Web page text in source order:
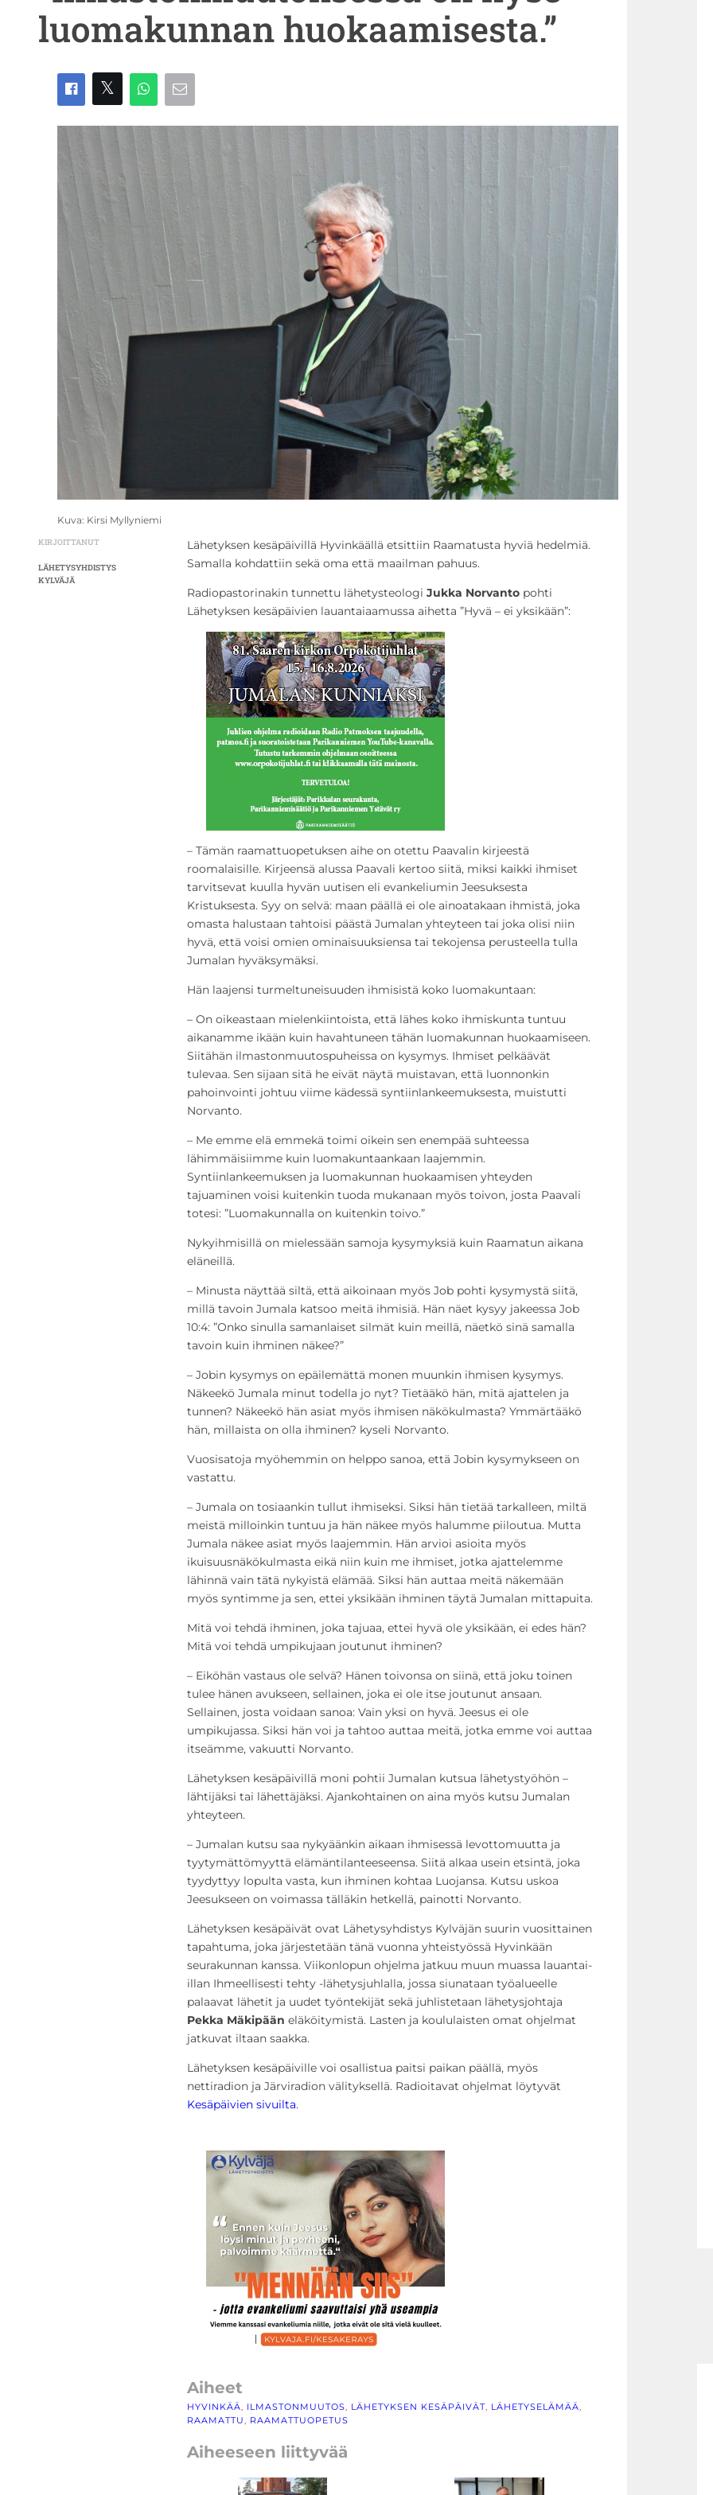
luomakunnan huokaamisesta.”
Kuva: Kirsi Myllyniemi
KIRJOITTANUT
LÄHETYSYHDISTYS
KYLVÄJÄ
Lähetyksen kesäpäivillä Hyvinkäällä etsittiin Raamatusta hyviä hedelmiä.
Samalla kohdattiin sekä oma että maailman pahuus.
Radiopastorinakin tunnettu lähetysteologi Jukka Norvantopohti
Lähetyksen kesäpäivien lauantaiaamussa aihetta ”Hyvä – ei yksikään”:
– Tämän raamattuopetuksen aihe on otettu Paavalin kirjeestä
roomalaisille. Kirjeensä alussa Paavali kertoo siitä, miksi kaikki ihmiset
tarvitsevat kuulla hyvän uutisen eli evankeliumin Jeesuksesta
Kristuksesta. Syy on selvä: maan päällä ei ole ainoatakaan ihmistä, joka
omasta halustaan tahtoisi päästä Jumalan yhteyteen tai joka olisi niin
hyvä, että voisi omien ominaisuuksiensa tai tekojensa perusteella tulla
Jumalan hyväksymäksi.
Hän laajensi turmeltuneisuuden ihmisistä koko luomakuntaan:
– On oikeastaan mielenkiintoista, että lähes koko ihmiskunta tuntuu
aikanamme ikään kuin havahtuneen tähän luomakunnan huokaamiseen.
Siitähän ilmastonmuutospuheissa on kysymys. Ihmiset pelkäävät
tulevaa. Sen sijaan sitä he eivät näytä muistavan, että luonnonkin
pahoinvointi johtuu viime kädessä syntiinlankeemuksesta, muistutti
Norvanto.
– Me emme elä emmekä toimi oikein sen enempää suhteessa
lähimmäisiimme kuin luomakuntaankaan laajemmin.
Syntiinlankeemuksen ja luomakunnan huokaamisen yhteyden
tajuaminen voisi kuitenkin tuoda mukanaan myös toivon, josta Paavali
totesi: ”Luomakunnalla on kuitenkin toivo.”
Nykyihmisillä on mielessään samoja kysymyksiä kuin Raamatun aikana
eläneillä.
– Minusta näyttää siltä, että aikoinaan myös Job pohti kysymystä siitä,
millä tavoin Jumala katsoo meitä ihmisiä. Hän näet kysyy jakeessa Job
10:4: ”Onko sinulla samanlaiset silmät kuin meillä, näetkö sinä samalla
tavoin kuin ihminen näkee?”
– Jobin kysymys on epäilemättä monen muunkin ihmisen kysymys.
Näkeekö Jumala minut todella jo nyt? Tietääkö hän, mitä ajattelen ja
tunnen? Näkeekö hän asiat myös ihmisen näkökulmasta? Ymmärtääkö
hän, millaista on olla ihminen? kyseli Norvanto.
Vuosisatoja myöhemmin on helppo sanoa, että Jobin kysymykseen on
vastattu.
– Jumala on tosiaankin tullut ihmiseksi. Siksi hän tietää tarkalleen, miltä
meistä milloinkin tuntuu ja hän näkee myös halumme piiloutua. Mutta
Jumala näkee asiat myös laajemmin. Hän arvioi asioita myös
ikuisuusnäkökulmasta eikä niin kuin me ihmiset, jotka ajattelemme
lähinnä vain tätä nykyistä elämää. Siksi hän auttaa meitä näkemään
myös syntimme ja sen, ettei yksikään ihminen täytä Jumalan mittapuita.
Mitä voi tehdä ihminen, joka tajuaa, ettei hyvä ole yksikään, ei edes hän?
Mitä voi tehdä umpikujaan joutunut ihminen?
– Eiköhän vastaus ole selvä? Hänen toivonsa on siinä, että joku toinen
tulee hänen avukseen, sellainen, joka ei ole itse joutunut ansaan.
Sellainen, josta voidaan sanoa: Vain yksi on hyvä. Jeesus ei ole
umpikujassa. Siksi hän voi ja tahtoo auttaa meitä, jotka emme voi auttaa
itseämme, vakuutti Norvanto.
Lähetyksen kesäpäivillä moni pohtii Jumalan kutsua lähetystyöhön –
lähtijäksi tai lähettäjäksi. Ajankohtainen on aina myös kutsu Jumalan
yhteyteen.
– Jumalan kutsu saa nykyäänkin aikaan ihmisessä levottomuutta ja
tyytymättömyyttä elämäntilanteeseensa. Siitä alkaa usein etsintä, joka
tyydyttyy lopulta vasta, kun ihminen kohtaa Luojansa. Kutsu uskoa
Jeesukseen on voimassa tälläkin hetkellä, painotti Norvanto.
Lähetyksen kesäpäivät ovat Lähetysyhdistys Kylväjän suurin vuosittainen
tapahtuma, joka järjestetään tänä vuonna yhteistyössä Hyvinkään
seurakunnan kanssa. Viikonlopun ohjelma jatkuu muun muassa lauantai-
illan Ihmeellisesti tehty -lähetysjuhlalla, jossa siunataan työalueelle
palaavat lähetit ja uudet työntekijät sekä juhlistetaan lähetysjohtaja
Pekka Mäkipään eläköitymistä. Lasten ja koululaisten omat ohjelmat
jatkuvat iltaan saakka.
Lähetyksen kesäpäiville voi osallistua paitsi paikan päällä, myös
nettiradion ja Järviradion välityksellä. Radioitavat ohjelmat löytyvät
Kesäpäivien sivuilta.
Aiheet
HYVINKÄÄ ILMASTONMUUTOS LÄHETYKSEN KESÄPÄIVÄT, LÄHETYSELÄMÄÄ
RAAMATTU
RAAMATTUOPETUS
Aiheeseen liittyvää